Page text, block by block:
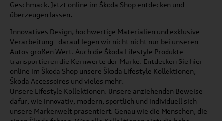
Geschmack. Jetzt online im Škoda Shop entdecken und
überzeugen lassen.
Innovatives Design, hochwertige Materialien und exklusive
Verarbeitung - darauf legen wir nicht nicht nur bei unseren
Autos großen Wert. Auch die Škoda Lifestyle Produkte
transportieren die Kernwerte der Marke. Entdecken Sie hier
online im Škoda Shop unsere Škoda Lifestyle Kollektionen,
Škoda Accessoires und vieles mehr.
Unsere Lifestyle Kollektionen. Unsere anziehenden Beweise
dafür, wie innovativ, modern, sportlich und individuell sich
unsere Markenwelt präsentiert. Genau wie die Menschen, die